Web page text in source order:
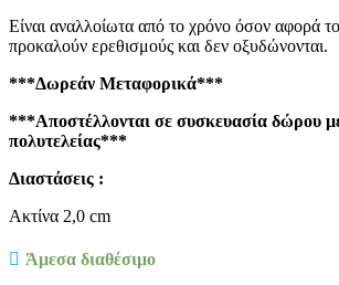
Είναι αναλλοίωτα από το χρόνο όσον αφορά
προκαλούν ερεθισμούς και δεν οξυδώνονται.
***Δωρεάν Μεταφορικά***
***Αποστέλλονται σε συσκευασία δώρου
πολυτελείας***
Διαστάσεις :
Ακτίνα 2,0 cm
Άμεσα διαθέσιμο